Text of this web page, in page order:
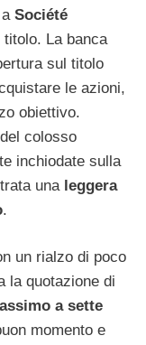
Société
La banca
sul titolo
le azioni,
obiettivo.
colosso
inchiodate sulla
una leggera
.
un rialzo di poco
la quotazione di
a sette
momento e